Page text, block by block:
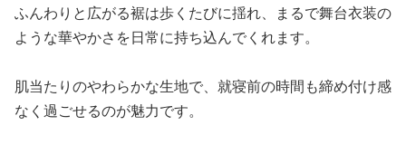
ふんわりと広がる裾は歩くたびに揺れ、まるで舞台衣装の
ような華やかさを日常に持ち込んでくれます。
肌当たりのやわらかな生地で、就寝前の時間も締め付け感
なく過ごせるのが魅力です。